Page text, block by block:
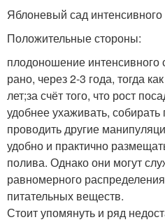
Яблоневый сад интенсивного
Положительные стороны:
плодоношение интенсивного
рано, через 2-3 года, тогда
лет;за счёт того, что рост
удобнее ухаживать,
проводить другие
удобно и практично
полива. Однако они могут
равномерного
питательных веществ.
Стоит упомянуть и ряд